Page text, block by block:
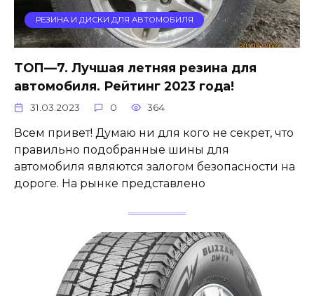
РЕЗИНА И ДИСКИ ДЛЯ АВТОМОБИЛЯ
ТОП—7. Лучшая летняя резина для
автомобиля. Рейтинг 2023 года!
31.03.2023 0 364
Всем привет! Думаю ни для кого не секрет, что
правильно подобранные шины для
автомобиля являются залогом безопасности на
дороге. На рынке представлено